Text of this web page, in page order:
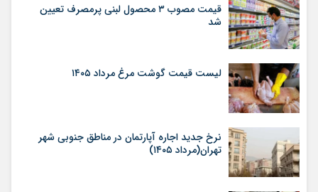
قیمت مصوب ۳ محصول لبنی پرمصرف تعیین
شد
لیست قیمت گوشت مرغ مرداد ۱۴۰۵
نرخ جدید اجاره آپارتمان در مناطق جنوبی شهر
تهران(مرداد ۱۴۰۵)